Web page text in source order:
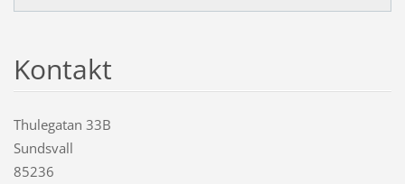
Kontakt
Thulegatan 33B
Sundsvall
85236